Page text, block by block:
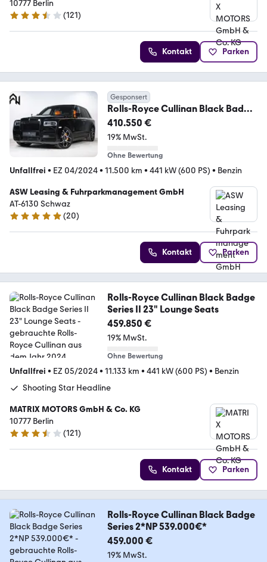
10777 Berlin
3.3 Sterne
(121)
Kontakt Parken
Gesponsert
Rolls-Royce Cullinan Black Badge
*FULL OPTION* 1 OWNER *
410.550 €
19% MwSt.
Ohne Bewertung
Unfallfrei • EZ 04/2024• 11.500 km • 441 kW (600 PS) • Benzin
ASW Leasing & Fuhrparkmanagement GmbH
AT-6130 Schwaz
4.8 Sterne
(20)
Kontakt Parken
Rolls-Royce Cullinan Black Badge
Series II 23" Lounge Seats
459.850 €
19% MwSt.
Ohne Bewertung
Unfallfrei • EZ 05/2024• 11.133 km • 441 kW (600 PS) • Benzin
Shooting Star Headline
MATRIX MOTORS GmbH & Co. KG
10777 Berlin
3.3 Sterne
(121)
Kontakt Parken
Rolls-Royce Cullinan Black Badge
Series 2*NP 539.000€*
459.000 €
19% MwSt.